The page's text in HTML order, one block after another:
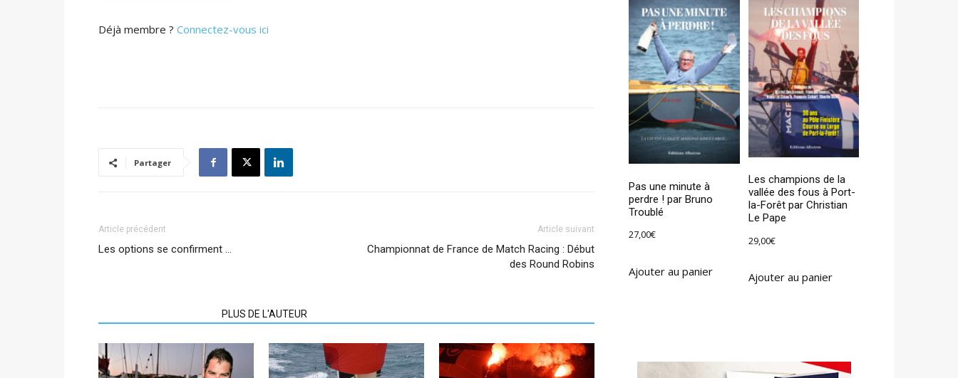
Déjà membre ? Connectez-vous ici
Partager
Article précédent
Les options se confirment …
Article suivant
Championnat de France de Match Racing : Début
des Round Robins
PLUS DE L'AUTEUR
Pas une minute à
perdre ! par Bruno
Troublé
27,00€
Ajouter au panier
Les champions de la
vallée des fous à Port-
la-Forêt par Christian
Le Pape
29,00€
Ajouter au panier